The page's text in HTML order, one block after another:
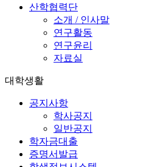
산학협력단
소개 / 인사말
연구활동
연구윤리
자료실
대학생활
공지사항
학사공지
일반공지
학자금대출
증명서발급